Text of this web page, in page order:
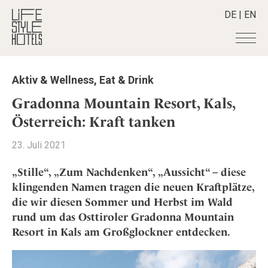
DE | EN
Hotels +
Alle Hotels
Alpine Lifestyle
City
Countryside
Mindful Traveller
New Member
Wellness
Destinationen
Alle Destinationen
Griechenland
Indien
Indonesien
Italien
Stories +
Alle Stories
Aktiv & Wellness
Culture
Design & Architektur
Eat & Drink
Mindful Traveller
Shop +
Alle Produkte
Lifestylehotels BOOK
The Stylemate Magazin/e
Gutschein/Voucher
Smart Traveller +
Alle Smart Deals
Smart Traveller
Newsletter Anmeldung
Newsletter
Become a member
+
Member Benefits
Register your Hotel
About us +
Aktiv & Wellness, Eat & Drink
Gradonna Mountain Resort, Kals,
Österreich: Kraft tanken
23. Juli 2021
„Stille“, „Zum Nachdenken“, „Aussicht“ – diese
klingenden Namen tragen die neuen Kraftplätze,
die wir diesen Sommer und Herbst im Wald
rund um das Osttiroler Gradonna Mountain
Resort in Kals am Großglockner entdecken.